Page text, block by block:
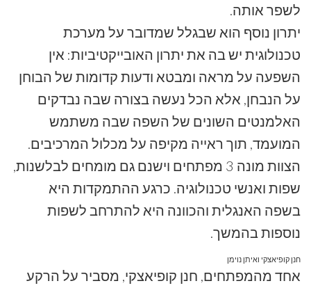
לשפר אותה.
יתרון נוסף הוא שבגלל שמדובר על מערכת
טכנולוגית יש בה את יתרון האובייקטיביות: אין
השפעה על מראה ומבטא ודעות קדומות של הבוחן
על הנבחן, אלא הכל נעשה בצורה שבה נבדקים
האלמנטים השונים של השפה שבה משתמש
המועמד, תוך ראייה מקיפה על מכלול המרכיבים.
הצוות מונה 3 מפתחים וישנם גם מומחים לבלשנות,
שפות ואנשי טכנולוגיה. כרגע ההתמקדות היא
בשפה האנגלית והכוונה היא להתרחב לשפות
נוספות בהמשך.
חנן קופיאצקי ואיתן נוימן
אחד מהמפתחים, חנן קופיאצקי, מסביר על הרקע